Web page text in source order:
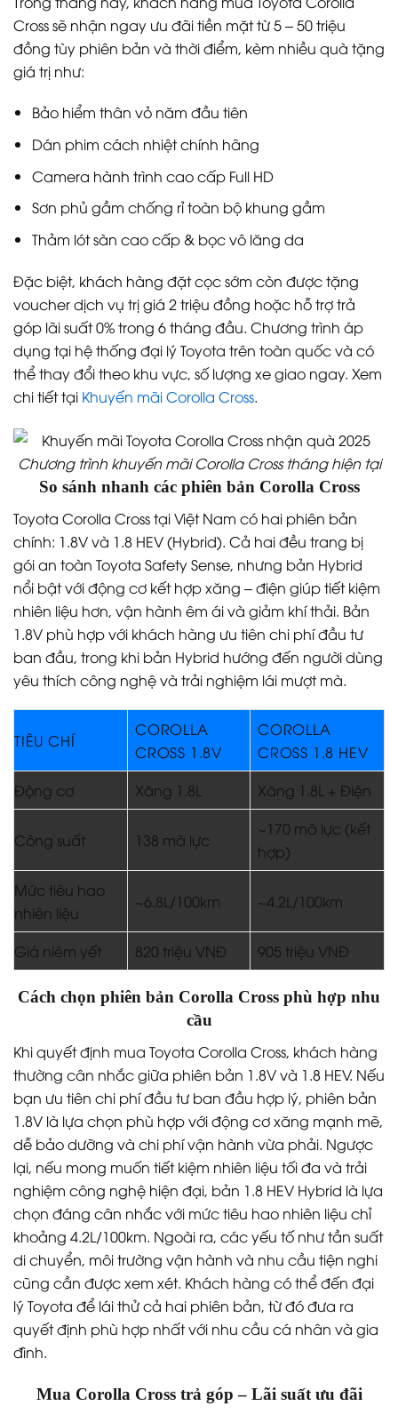
Cross sẽ nhận ngay ưu đãi tiền mặt từ 5 – 50 triệu
đồng tùy phiên bản và thời điểm, kèm nhiều quà tặng
giá trị như:
Bảo hiểm thân vỏ năm đầu tiên
Dán phim cách nhiệt chính hãng
Camera hành trình cao cấp Full HD
Sơn phủ gầm chống rỉ toàn bộ khung gầm
Thảm lót sàn cao cấp & bọc vô lăng da
Đặc biệt, khách hàng đặt cọc sớm còn được tặng
voucher dịch vụ trị giá 2 triệu đồng hoặc hỗ trợ trả
góp lãi suất 0% trong 6 tháng đầu. Chương trình áp
dụng tại hệ thống đại lý Toyota trên toàn quốc và có
thể thay đổi theo khu vực, số lượng xe giao ngay. Xem
chi tiết tại Khuyến mãi Corolla Cross.
Chương trình khuyến mãi Corolla Cross tháng hiện tại
So sánh nhanh các phiên bản Corolla Cross
Toyota Corolla Cross tại Việt Nam có hai phiên bản
chính: 1.8V và 1.8 HEV (Hybrid). Cả hai đều trang bị
gói an toàn Toyota Safety Sense, nhưng bản Hybrid
nổi bật với động cơ kết hợp xăng – điện giúp tiết kiệm
nhiên liệu hơn, vận hành êm ái và giảm khí thải. Bản
1.8V phù hợp với khách hàng ưu tiên chi phí đầu tư
ban đầu, trong khi bản Hybrid hướng đến người dùng
yêu thích công nghệ và trải nghiệm lái mượt mà.
TIÊU CHÍ
COROLLA
CROSS 1.8V
COROLLA
CROSS 1.8 HEV
Động cơ
Xăng 1.8L Xăng 1.8L + Điện
Công suất 138 mã lực
~170 mã lực (kết
hợp)
Mức tiêu hao
nhiên liệu
~6.8L/100km ~4.2L/100km
Giá niêm yết 820 triệu VNĐ 905 triệu VNĐ
Cách chọn phiên bản Corolla Cross phù hợp nhu
cầu
Khi quyết định mua Toyota Corolla Cross, khách hàng
thường cân nhắc giữa phiên bản 1.8V và 1.8 HEV. Nếu
bạn ưu tiên chi phí đầu tư ban đầu hợp lý, phiên bản
1.8V là lựa chọn phù hợp với động cơ xăng mạnh mẽ,
dễ bảo dưỡng và chi phí vận hành vừa phải. Ngược
lại, nếu mong muốn tiết kiệm nhiên liệu tối đa và trải
nghiệm công nghệ hiện đại, bản 1.8 HEV Hybrid là lựa
chọn đáng cân nhắc với mức tiêu hao nhiên liệu chỉ
khoảng 4.2L/100km. Ngoài ra, các yếu tố như tần suất
di chuyển, môi trường vận hành và nhu cầu tiện nghi
cũng cần được xem xét. Khách hàng có thể đến đại
lý Toyota để lái thử cả hai phiên bản, từ đó đưa ra
quyết định phù hợp nhất với nhu cầu cá nhân và gia
đình.
Mua Corolla Cross trả góp – Lãi suất ưu đãi